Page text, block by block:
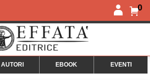
0
AUTORI EBOOK EVENTI